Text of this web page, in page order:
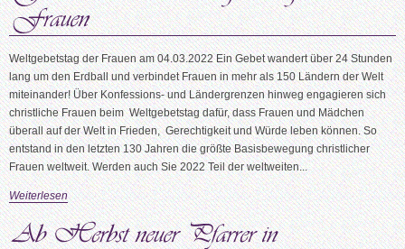
Weltgebetstag der Frauen am 04.03.2022 Ein Gebet wandert über 24 Stunden
lang um den Erdball und verbindet Frauen in mehr als 150 Ländern der Welt
miteinander! Über Konfessions- und Ländergrenzen hinweg engagieren sich
christliche Frauen beim Weltgebetstag dafür, dass Frauen und Mädchen
überall auf der Welt in Frieden, Gerechtigkeit und Würde leben können. So
entstand in den letzten 130 Jahren die größte Basisbewegung christlicher
Frauen weltweit. Werden auch Sie 2022 Teil der weltweiten...
Weiterlesen